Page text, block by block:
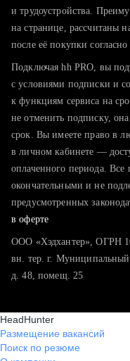
тратите много
хотите сравнить
и трудоустройства.
на странице, рассчитаны
после её покупки согласно
Подключая hh PRO, вы
с условиями подписки и
к функциям сервиса на
не отменить подписку,
срок. Вы имеете право в
в личном кабинете —
оплаченного периода. Все
окончательными и не
предусмотренных
в оферте
ООО «Хэдхантер», ОГРН
вн. тер. г. Муниципальный
д. 48, помещ. 25
HeadHunter
Размещение вакансий
Поиск по резюме